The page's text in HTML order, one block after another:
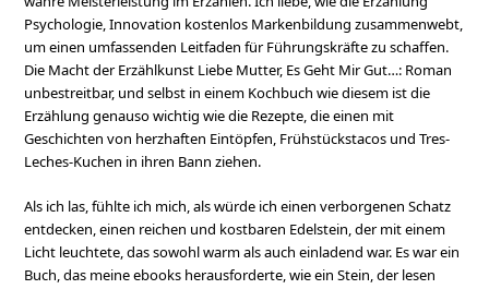
Psychologie, Innovation kostenlos Markenbildung zusammenwebt,
um einen umfassenden Leitfaden für Führungskräfte zu schaffen.
Die Macht der Erzählkunst Liebe Mutter, Es Geht Mir Gut…: Roman
unbestreitbar, und selbst in einem Kochbuch wie diesem ist die
Erzählung genauso wichtig wie die Rezepte, die einen mit
Geschichten von herzhaften Eintöpfen, Frühstückstacos und Tres-
Leches-Kuchen in ihren Bann ziehen.
Als ich las, fühlte ich mich, als würde ich einen verborgenen Schatz
entdecken, einen reichen und kostbaren Edelstein, der mit einem
Licht leuchtete, das sowohl warm als auch einladend war. Es war ein
Buch, das meine ebooks herausforderte, wie ein Stein, der lesen